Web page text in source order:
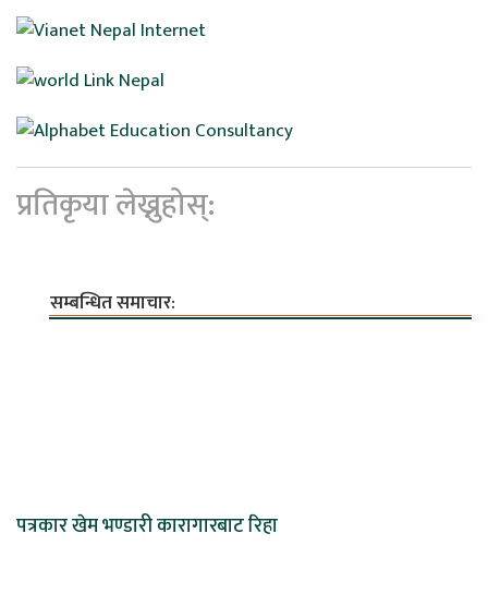
प्रतिकृया लेख्नुहोस्:
सम्बन्धित समाचार:
पत्रकार खेम भण्डारी कारागारबाट रिहा